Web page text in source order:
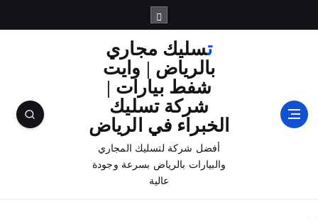
تسليك مجاري
بالرياض | وايت
شفط بيارات |
شركة تسليك
الخبراء في الرياض
أفضل شركة لتسليك المجاري
والبيارات بالرياض بسرعة وجودة
عالية